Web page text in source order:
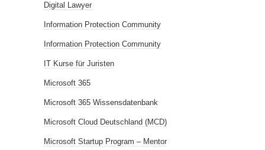
Digital Lawyer
Information Protection Community
Information Protection Community
IT Kurse für Juristen
Microsoft 365
Microsoft 365 Wissensdatenbank
Microsoft Cloud Deutschland (MCD)
Microsoft Startup Program – Mentor